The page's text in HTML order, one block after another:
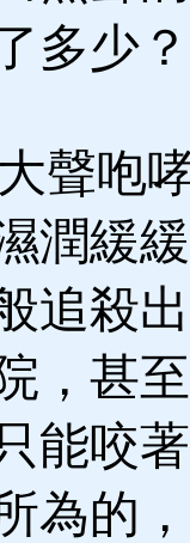
多少
聲咆
潤緩
追殺
，甚
能咬
為的